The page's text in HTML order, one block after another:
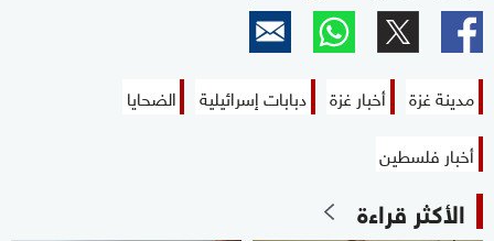
مدينة غزة أخبار غزة دبابات إسرائيلية
الضحايا
أخبار فلسطين
الأكثر قراءة